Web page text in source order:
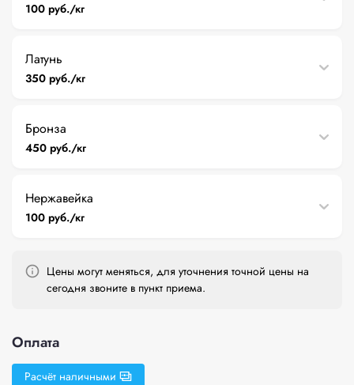
100 руб./кг
Латунь
350 руб./кг
Бронза
450 руб./кг
Нержавейка
100 руб./кг
Цены могут меняться, для уточнения точной цены на
сегодня звоните в пункт приема.
Оплата
Расчёт наличными